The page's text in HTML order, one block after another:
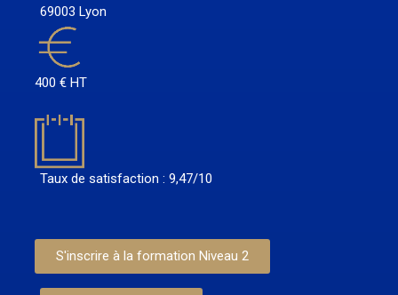
69003 Lyon
400 € HT
Taux de satisfaction : 9,47/10
S'inscrire à la formation Niveau 2